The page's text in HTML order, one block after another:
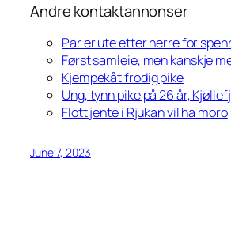
Andre kontaktannonser
Par er ute etter herre for
Først samleie, men kanskje
Kjempekåt frodig pike
Ung, tynn pike på 26 år,
Flott jente i Rjukan vil ha moro
June 7, 2023